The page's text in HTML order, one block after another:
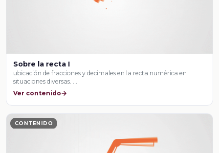
Sobre la recta I
ubicación de fracciones y decimales en la recta numérica en
situaciones diversas. …
Ver contenido
CONTENIDO